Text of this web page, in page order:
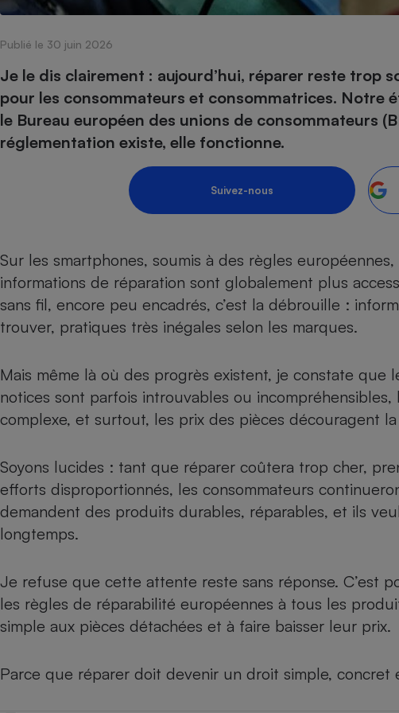
Publié le 30 juin 2026
Je le dis clairement : aujourd’hui, réparer reste trop
pour les consommateurs et consommatrices. Notre
le Bureau européen des unions de consommateurs
réglementation existe, elle fonctionne.
Suivez-nous
Sur les smartphones, soumis à des règles
informations de réparation sont globalement plus
sans fil, encore peu encadrés, c’est la débrouille :
trouver, pratiques très inégales selon les marques.
Mais même là où des progrès existent, je constate que
notices sont parfois introuvables ou
complexe, et surtout, les prix des pièces découragent
Soyons lucides : tant que réparer coûtera trop cher,
efforts disproportionnés, les consommateurs
demandent des produits durables, réparables, et ils
longtemps.
Je refuse que cette attente reste sans réponse. C’est
les règles de réparabilité européennes à tous les
simple aux pièces détachées et à faire baisser leur prix.
Parce que réparer doit devenir un droit simple, concret
Complément
alimentaire
Champagne
Assurance emprunteur
Petit électroménager -
Lave-linge
Climatiseur -
Ventilateur
Internet
Téléviseur
Téléphone mobile -
Smartphone
Antivirus
Climatiseur -
Antimoustique